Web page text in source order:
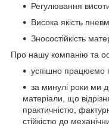
Регулювання
Висока якість
Зносостійкість
Про нашу компанію та
успішно працюємо
за минулі роки ми
матеріали, що
практичністю,
стійкістю до